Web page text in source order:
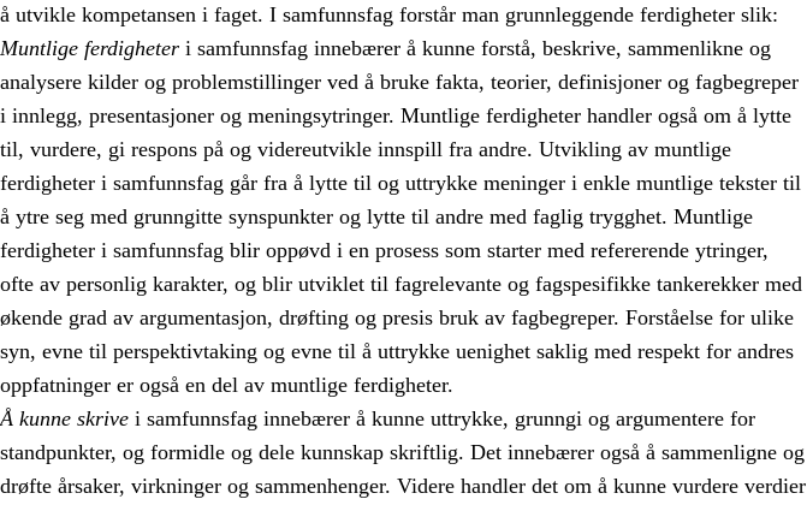
å utvikle kompetansen i faget. I samfunnsfag forstår man grunnleggende ferdigheter slik:
Muntlige ferdigheter i samfunnsfag innebærer å kunne forstå, beskrive, sammenlikne og
analysere kilder og problemstillinger ved å bruke fakta, teorier, definisjoner og fagbegreper
i innlegg, presentasjoner og meningsytringer. Muntlige ferdigheter handler også om å lytte
til, vurdere, gi respons på og videreutvikle innspill fra andre. Utvikling av muntlige
ferdigheter i samfunnsfag går fra å lytte til og uttrykke meninger i enkle muntlige tekster til
å ytre seg med grunngitte synspunkter og lytte til andre med faglig trygghet. Muntlige
ferdigheter i samfunnsfag blir oppøvd i en prosess som starter med refererende ytringer,
ofte av personlig karakter, og blir utviklet til fagrelevante og fagspesifikke tankerekker med
økende grad av argumentasjon, drøfting og presis bruk av fagbegreper. Forståelse for ulike
syn, evne til perspektivtaking og evne til å uttrykke uenighet saklig med respekt for andres
oppfatninger er også en del av muntlige ferdigheter.
Å kunne skrive i samfunnsfag innebærer å kunne uttrykke, grunngi og argumentere for
standpunkter, og formidle og dele kunnskap skriftlig. Det innebærer også å sammenligne og
drøfte årsaker, virkninger og sammenhenger. Videre handler det om å kunne vurdere verdier